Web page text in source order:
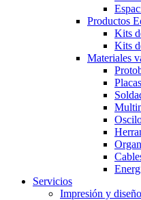
Productos
Kits
Kits
Materiales
Servicios
Impresión y